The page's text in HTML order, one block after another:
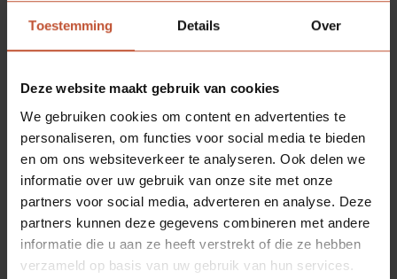
Toestemming Details Over
Deze website maakt gebruik van cookies
We gebruiken cookies om content en advertenties te
personaliseren, om functies voor social media te bieden
en om ons websiteverkeer te analyseren. Ook delen we
informatie over uw gebruik van onze site met onze
partners voor social media, adverteren en analyse. Deze
partners kunnen deze gegevens combineren met andere
informatie die u aan ze heeft verstrekt of die ze hebben
verzameld op basis van uw gebruik van hun services.